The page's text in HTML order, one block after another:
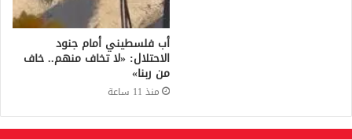
أب فلسطيني أمام جنود
الاحتلال: «لا تخاف منهم.. خاف
من ربنا»
منذ 11 ساعة